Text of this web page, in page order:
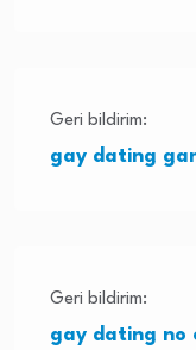
Geri bildirim:
gay dating
Geri bildirim:
gay dating no